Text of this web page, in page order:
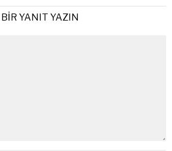
BIR YANIT YAZIN